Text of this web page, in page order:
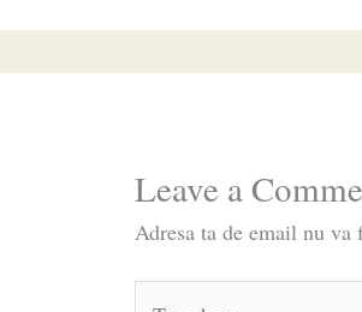
Leave a
Adresa ta de email nu va